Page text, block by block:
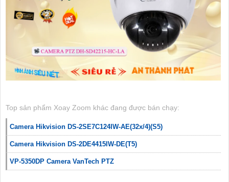
Top sản phẩm Xoay Zoom khác đang được bán chạy:
Camera Hikvision DS-2SE7C124IW-AE(32x/4)(S5)
Camera Hikvision DS-2DE4415IW-DE(T5)
VP-5350DP Camera VanTech PTZ